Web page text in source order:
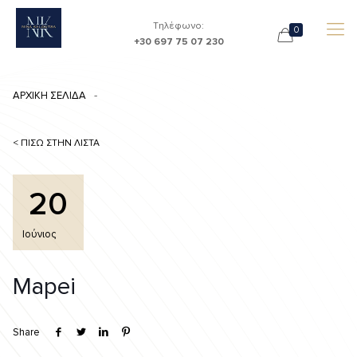
Τηλέφωνο:
+30 697 75 07 230
0
ΑΡΧΙΚΗ ΣΕΛΙΔΑ
< ΠΙΣΩ ΣΤΗΝ ΛΙΣΤΑ
20
Ιούνιος
Mapei
Share